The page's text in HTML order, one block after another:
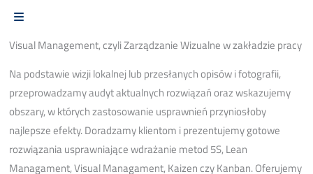
Visual Management, czyli Zarządzanie Wizualne w zakładzie pracy
Na podstawie wizji lokalnej lub przesłanych opisów i fotografii,
przeprowadzamy audyt aktualnych rozwiązań oraz wskazujemy
obszary, w których zastosowanie usprawnień przyniosłoby
najlepsze efekty. Doradzamy klientom i prezentujemy gotowe
rozwiązania usprawniające wdrażanie metod 5S, Lean
Managament, Visual Managament, Kaizen czy Kanban. Oferujemy